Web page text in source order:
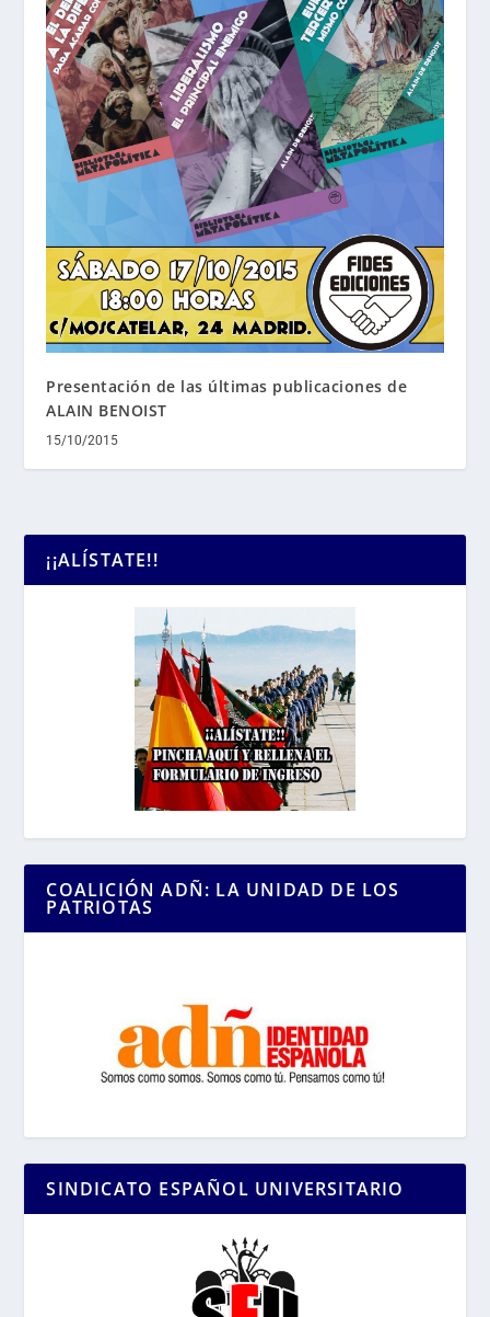
Presentación de las últimas publicaciones de
ALAIN BENOIST
15/10/2015
¡¡ALÍSTATE!!
COALICIÓN ADÑ: LA UNIDAD DE LOS
PATRIOTAS
SINDICATO ESPAÑOL UNIVERSITARIO